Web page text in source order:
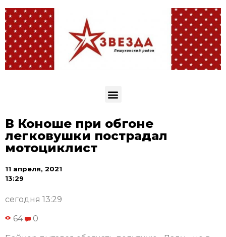
В Коноше при обгоне
легковушки пострадал
мотоциклист
11 апреля, 2021
13:29
сегодня 13:29
64 0